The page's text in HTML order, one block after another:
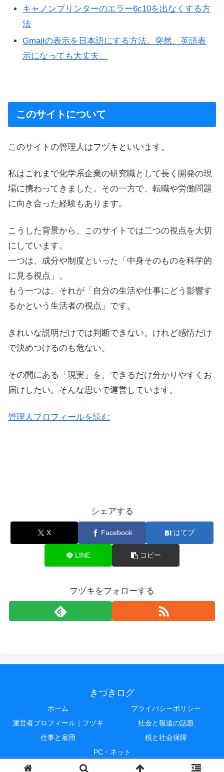
キャノンプリンターのエラー6c10を出なくする方
法
Gmailの表示を日本語にする方法。突然、英語表
示になっても大丈夫。
このサイトについて
このサイトの管理人はフヅキといいます。
私はこれまで化学系企業の研究職として長く開発の現
場に携わってきました。その一方で、転職や労働問題
に向き合った経験もあります。
こうした背景から、このサイトでは二つの視点を大切
にしています。
一つは、成分や制度といった「中身そのものを科学的
に見る視点」。
もう一つは、それが「自分の生活や仕事にどう影響す
るかという生活者の視点」です。
きれいな説明だけでは判断できない。けれど感情だけ
で決めつけるのも危ない。
その間にある「現実」を、できるだけ分かりやすくお
届けしたい。そんな思いで運営しています。
管理人プロフィールを読む
シェアする
X Facebook はてブ
LINE コピー
フヅキをフォローする
きづきログ
ホーム
プライバシーポリシー
運営者プロフィール｜フヅキ
社会と報道の話題
仕事と雇用
税と社会保障
PC・ネット
© 2015 きづきログ.